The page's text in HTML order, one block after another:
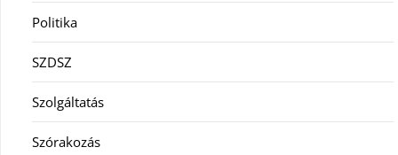
Politika
SZDSZ
Szolgáltatás
Szórakozás